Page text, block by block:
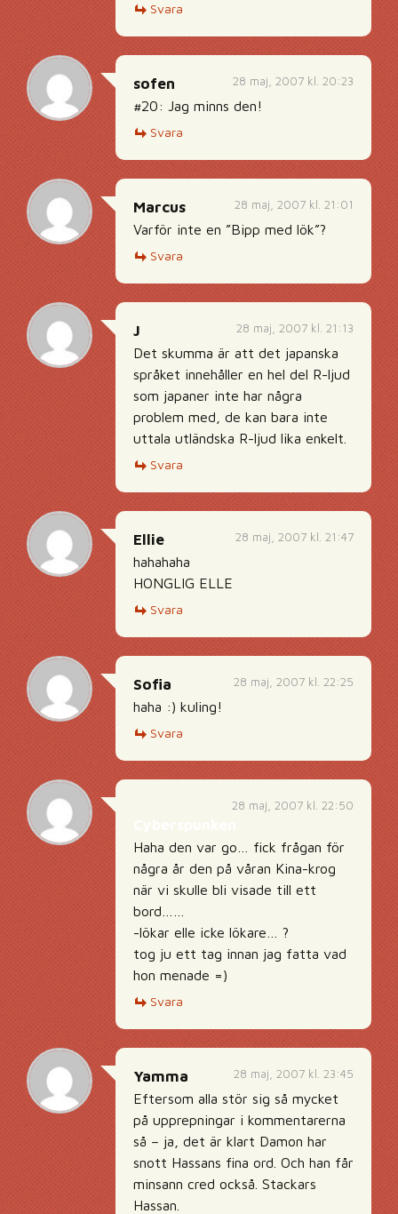
Svara
28 maj, 2007 kl. 20:23
sofen
#20: Jag minns den!
Svara
28 maj, 2007 kl. 21:01
Marcus
Varför inte en ”Bipp med lök”?
Svara
28 maj, 2007 kl. 21:13
J
Det skumma är att det japanska
språket innehåller en hel del R-ljud
som japaner inte har några
problem med, de kan bara inte
uttala utländska R-ljud lika enkelt.
Svara
28 maj, 2007 kl. 21:47
Ellie
hahahaha
HONGLIG ELLE
Svara
28 maj, 2007 kl. 22:25
Sofia
haha :) kuling!
Svara
28 maj, 2007 kl. 22:50
Haha den var go… fick frågan för
några år den på våran Kina-krog
när vi skulle bli visade till ett
bord……
-lökar elle icke lökare… ?
tog ju ett tag innan jag fatta vad
hon menade =)
Svara
28 maj, 2007 kl. 23:45
Yamma
Eftersom alla stör sig så mycket
på upprepningar i kommentarerna
så – ja, det är klart Damon har
snott Hassans fina ord. Och han får
minsann cred också. Stackars
Hassan.